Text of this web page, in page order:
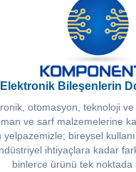
Elektronik Bileşenlerin
otomasyon, teknoloji
ve sarf malzemelerine
yelpazemizle; bireysel
ihtiyaçlara kadar
binlerce ürünü tek noktada